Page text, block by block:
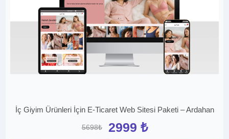
İç Giyim Ürünleri İçin E-Ticaret Web Sitesi Paketi – Ardahan
5698₺ 2999 ₺